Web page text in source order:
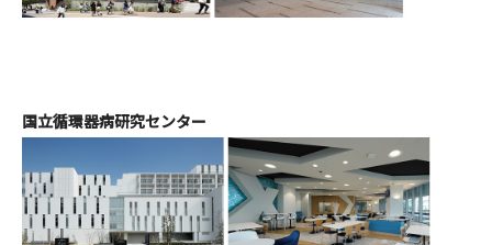
国立循環器病研究センター